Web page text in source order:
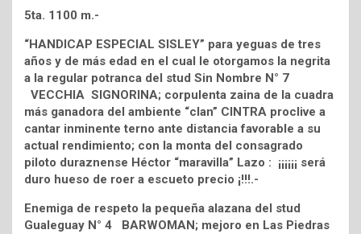
5ta. 1100 m.-
“HANDICAP ESPECIAL SISLEY” para yeguas de tres
años y de más edad en el cual le otorgamos la negrita
a la regular potranca del stud Sin Nombre N° 7
VECCHIA SIGNORINA; corpulenta zaina de la cuadra
más ganadora del ambiente “clan” CINTRA proclive a
cantar inminente terno ante distancia favorable a su
actual rendimiento; con la monta del consagrado
piloto duraznense Héctor “maravilla” Lazo : ¡¡¡¡¡¡ será
duro hueso de roer a escueto precio ¡!!!.-
Enemiga de respeto la pequeña alazana del stud
Gualeguay N° 4 BARWOMAN; mejoro en Las Piedras